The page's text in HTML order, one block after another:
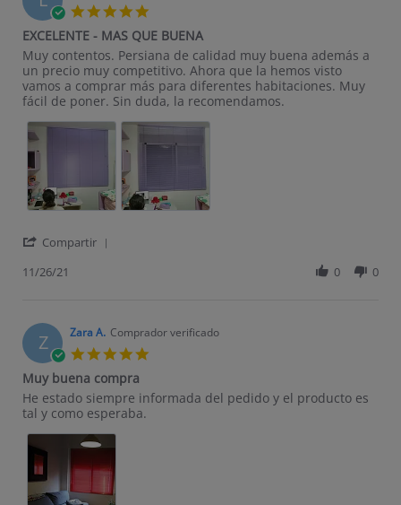
EXCELENTE - MAS QUE BUENA
Review by Emilio G. on 26 Nov 2021
review stating EXCELENTE - MAS QUE BUENA
Muy contentos. Persiana de calidad muy buena además a
un precio muy competitivo. Ahora que la hemos visto
vamos a comprar más para diferentes habitaciones. Muy
fácil de poner. Sin duda, la recomendamos.
Compartir
11/26/21 0 0
Z Zara A. Comprador verificado
Muy buena compra
Review by Zara A. on 25 Oct 2020
review stating Muy buena compra
He estado siempre informada del pedido y el producto es
tal y como esperaba.